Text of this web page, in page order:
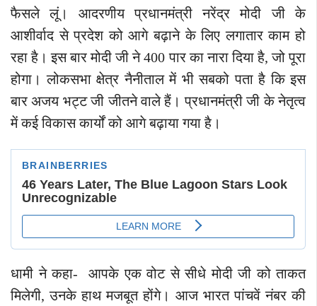
फैसले लूं। आदरणीय प्रधानमंत्री नरेंद्र मोदी जी के
आशीर्वाद से प्रदेश को आगे बढ़ाने के लिए लगातार काम हो
रहा है। इस बार मोदी जी ने 400 पार का नारा दिया है, जो पूरा
होगा। लोकसभा क्षेत्र नैनीताल में भी सबको पता है कि इस
बार अजय भट्ट जी जीतने वाले हैं। प्रधानमंत्री जी के नेतृत्व
में कई विकास कार्यों को आगे बढ़ाया गया है।
धामी ने कहा- आपके एक वोट से सीधे मोदी जी को ताकत
मिलेगी, उनके हाथ मजबूत होंगे। आज भारत पांचवें नंबर की